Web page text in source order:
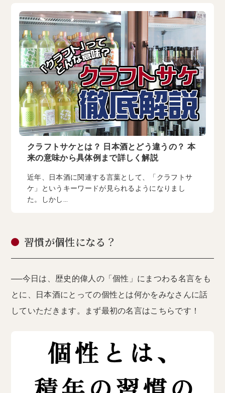
クラフトサケとは？ 日本酒とどう違うの？ 本
来の意味から具体例まで詳しく解説
近年、日本酒に関連する言葉として、「クラフトサ
ケ」というキーワードが見られるようになりまし
た。しかし...
習慣が個性になる？
──今日は、歴史的偉人の「個性」にまつわる名言をも
とに、日本酒にとっての個性とは何かをみなさんに話
していただきます。まず最初の名言はこちらです！